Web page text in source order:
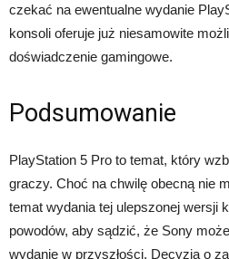
czekać na ewentualne wydanie
konsoli oferuje już niesamowite
doświadczenie gamingowe.
Podsumowanie
PlayStation 5 Pro to temat, który
graczy. Choć na chwilę obecną nie
temat wydania tej ulepszonej wersji
powodów, aby sądzić, że Sony
wydanie w przyszłości. Decyzja o